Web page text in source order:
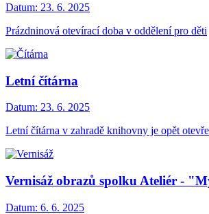
Datum: 23. 6. 2025
Prázdninová otevírací doba v oddělení pro děti
Letní čítárna
Datum: 23. 6. 2025
Letní čítárna v zahradě knihovny je opět
Vernisáž obrazů spolku Ateliér -
Datum: 6. 6. 2025